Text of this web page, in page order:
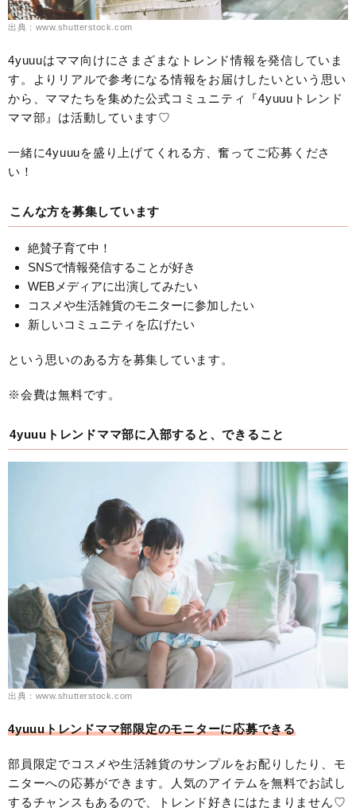
出典：www.shutterstock.com
4yuuuはママ向けにさまざまなトレンド情報を発信していま
す。よりリアルで参考になる情報をお届けしたいという思い
から、ママたちを集めた公式コミュニティ『4yuuuトレンド
ママ部』は活動しています♡
一緒に4yuuuを盛り上げてくれる方、奮ってご応募くださ
い！
こんな方を募集しています
絶賛子育て中！
SNSで情報発信することが好き
WEBメディアに出演してみたい
コスメや生活雑貨のモニターに参加したい
新しいコミュニティを広げたい
という思いのある方を募集しています。
※会費は無料です。
4yuuuトレンドママ部に入部すると、できること
出典：www.shutterstock.com
4yuuuトレンドママ部限定のモニターに応募できる
部員限定でコスメや生活雑貨のサンプルをお配りしたり、モ
ニターへの応募ができます。人気のアイテムを無料でお試し
するチャンスもあるので、トレンド好きにはたまりません♡